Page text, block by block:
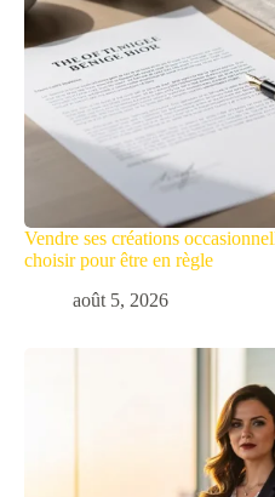
Vendre ses créations
choisir pour être en règle
août 5, 2026